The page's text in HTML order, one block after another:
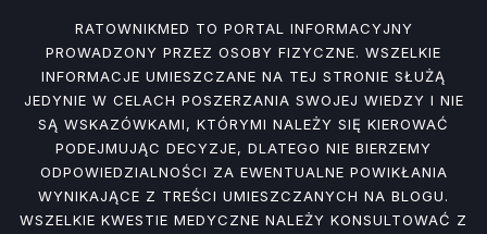
RATOWNIKMED TO PORTAL INFORMACYJNY
PROWADZONY PRZEZ OSOBY FIZYCZNE. WSZELKIE
INFORMACJE UMIESZCZANE NA TEJ STRONIE SŁUŻĄ
JEDYNIE W CELACH POSZERZANIA SWOJEJ WIEDZY I NIE
SĄ WSKAZÓWKAMI, KTÓRYMI NALEŻY SIĘ KIEROWAĆ
PODEJMUJĄC DECYZJE, DLATEGO NIE BIERZEMY
ODPOWIEDZIALNOŚCI ZA EWENTUALNE POWIKŁANIA
WYNIKAJĄCE Z TREŚCI UMIESZCZANYCH NA BLOGU.
WSZELKIE KWESTIE MEDYCZNE NALEŻY KONSULTOWAĆ Z